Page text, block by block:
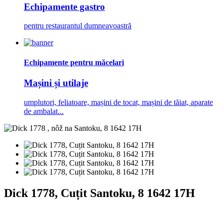
Echipamente gastro
pentru restaurantul dumneavoastră
Echipamente pentru măcelari
Mașini și utilaje
umplutori, feliatoare, mașini de tocat, mașini de tăiat, aparate
de ambalat...
Dick 1778, Cuțit Santoku, 8 1642 17H